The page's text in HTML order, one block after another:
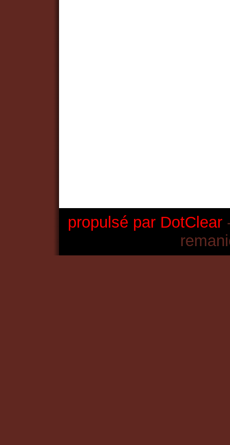
propulsé par DotClear